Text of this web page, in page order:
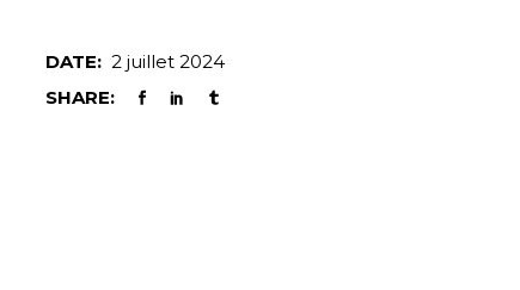
DATE: 2 juillet 2024
SHARE: